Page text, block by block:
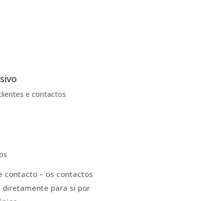
e contactos
contacto – os contactos
diretamente para si por